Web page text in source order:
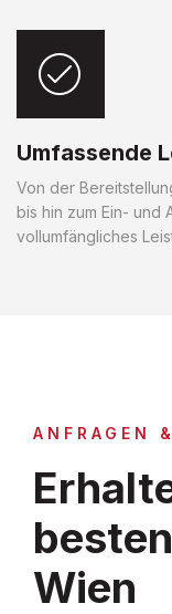
Umfassende
Von der
bis hin zum Ein- und
vollumfängliches
ANFRAGEN
Wien